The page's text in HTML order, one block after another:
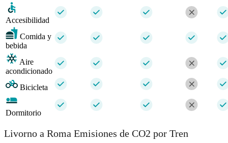
Accesibilidad
Comida y
bebida
Aire
acondicionado
Bicicleta
Dormitorio
Livorno a Roma Emisiones de CO2 por Tren